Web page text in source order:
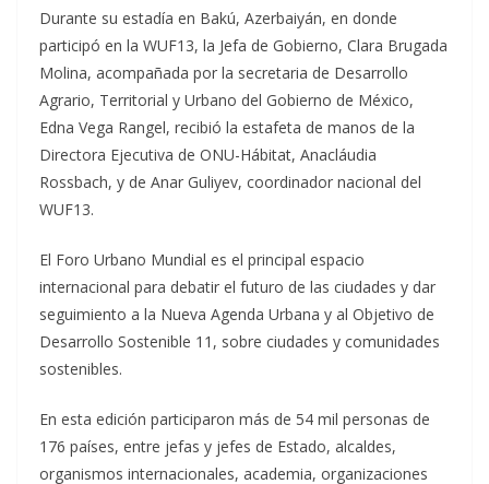
Durante su estadía en Bakú, Azerbaiyán, en donde
participó en la WUF13, la Jefa de Gobierno, Clara Brugada
Molina, acompañada por la secretaria de Desarrollo
Agrario, Territorial y Urbano del Gobierno de México,
Edna Vega Rangel, recibió la estafeta de manos de la
Directora Ejecutiva de ONU-Hábitat, Anacláudia
Rossbach, y de Anar Guliyev, coordinador nacional del
WUF13.
El Foro Urbano Mundial es el principal espacio
internacional para debatir el futuro de las ciudades y dar
seguimiento a la Nueva Agenda Urbana y al Objetivo de
Desarrollo Sostenible 11, sobre ciudades y comunidades
sostenibles.
En esta edición participaron más de 54 mil personas de
176 países, entre jefas y jefes de Estado, alcaldes,
organismos internacionales, academia, organizaciones